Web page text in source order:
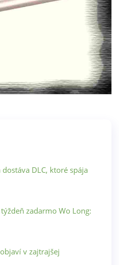
dostáva DLC, ktoré spája
zadarmo Wo Long:
v zajtrajšej